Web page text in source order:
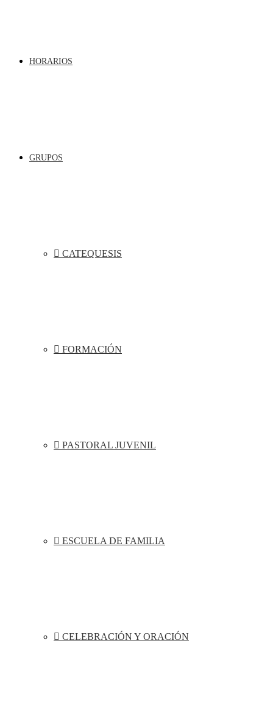
HORARIOS
GRUPOS
CATEQUESIS
FORMACIÓN
PASTORAL JUVENIL
ESCUELA DE FAMILIA
CELEBRACIÓN Y ORACIÓN